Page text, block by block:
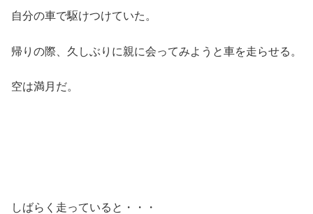
自分の車で駆けつけていた。
帰りの際、久しぶりに親に会ってみようと車を走らせる。
空は満月だ。
しばらく走っていると・・・